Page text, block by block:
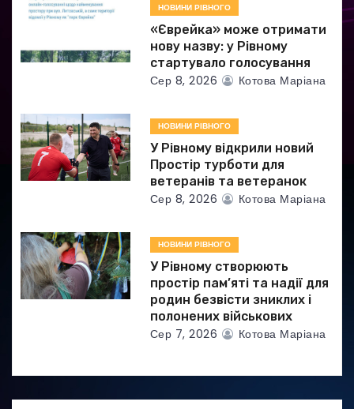
п
и
і
в
НОВИНИ РІВНОГО
«Єврейка» може отримати
нову назву: у Рівному
стартувало голосування
Сер 8, 2026 Котова Маріана
НОВИНИ РІВНОГО
У Рівному відкрили новий
Простір турботи для
ветеранів та ветеранок
Сер 8, 2026 Котова Маріана
НОВИНИ РІВНОГО
У Рівному створюють
простір пам’яті та надії для
родин безвісти зниклих і
полонених військових
Сер 7, 2026 Котова Маріана